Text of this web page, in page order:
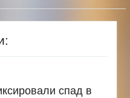
спад в